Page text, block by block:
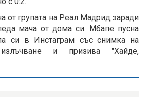
от групата на Реал Мадрид заради
мача от дома си. Мбапе пусна
си в Инстаграм със снимка на
излъчване и призива "Хайде,